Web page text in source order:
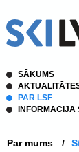
SĀKUMS
PAR LSF
INFORMĀCIJA
Par mums /